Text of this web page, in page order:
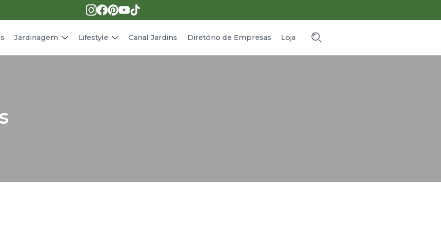
Jardinagem Lifestyle
Receitas
Canal Jardins Diretório de Empresas Loja